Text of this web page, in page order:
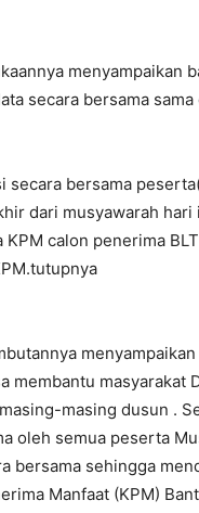
menyampaikan
secara bersama
secara bersama
dari musyawarah hari
calon penerima
membantu masyarakat
masing dusun .
oleh semua peserta
bersama sehingga
Manfaat (KPM)